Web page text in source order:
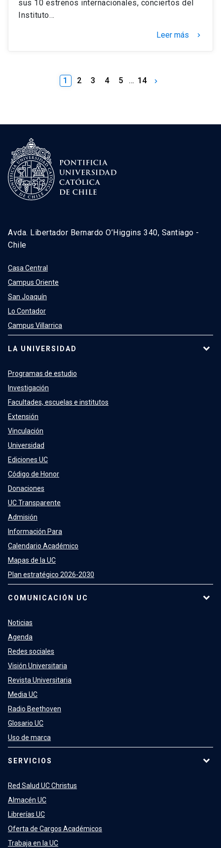
sus 10 estrenos internacionales, conciertos del
Instituto…
Leer más keyboard_arrow_right
1 2 3 4 5 … 14 keyboard_arrow_right
Avda. Libertador Bernardo O’Higgins 340, Santiago -
Chile
Casa Central
Campus Oriente
San Joaquín
Lo Contador
Campus Villarrica
LA UNIVERSIDAD
Programas de estudio
Investigación
Facultades, escuelas e institutos
Extensión
Vinculación
Universidad
Ediciones UC
Código de Honor
Donaciones
UC Transparente
Admisión
Información Para
Calendario Académico
Mapas de la UC
Plan estratégico 2026-2030
COMUNICACIÓN UC
Noticias
Agenda
Redes sociales
Visión Universitaria
Revista Universitaria
Media UC
Radio Beethoven
Glosario UC
Uso de marca
SERVICIOS
Red Salud UC Christus
Almacén UC
Librerías UC
Oferta de Cargos Académicos
Trabaja en la UC